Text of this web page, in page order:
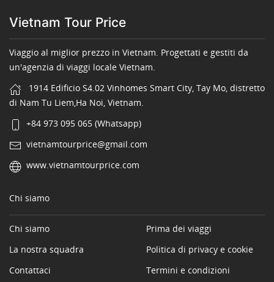
Vietnam Tour Price
Viaggio al miglior prezzo in Vietnam. Progettati e gestiti da
un'agenzia di viaggi locale Vietnam.
1914 Edificio S4.02 Vinhomes Smart City, Tay Mo, distretto
di Nam Tu Liem,Ha Noi, Vietnam.
+84 973 095 065 (Whatsapp)
vietnamtourprice@gmail.com
www.vietnamtourprice.com
Chi siamo
Chi siamo
La nostra squadra
Contattaci
Prima dei viaggi
Politica di privacy e cookie
Termini e condizioni